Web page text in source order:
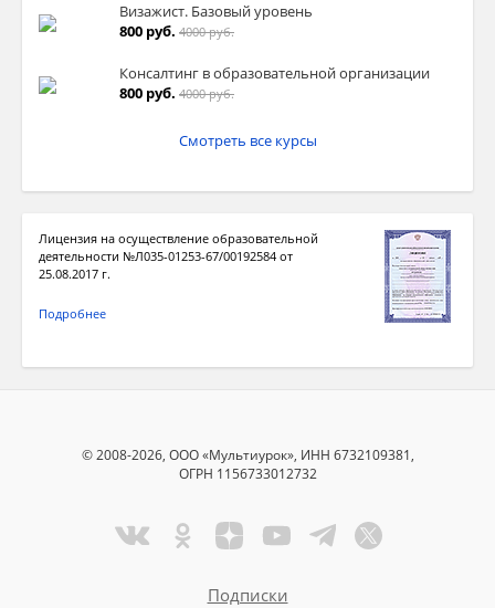
Визажист. Базовый уровень
800 руб. 4000 руб.
Консалтинг в образовательной организации
800 руб. 4000 руб.
Смотреть все курсы
Лицензия на осуществление образовательной
деятельности №Л035-01253-67/00192584 от
25.08.2017 г.
Подробнее
© 2008-2026, ООО «Мультиурок», ИНН 6732109381,
ОГРН 1156733012732
Подписки